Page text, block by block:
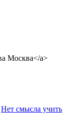
Москва</a>
Нет смысла учить